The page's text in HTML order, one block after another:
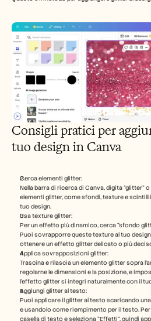
Consigli pratici per
tuo design in Canva
Cerca elementi glitter:
Nella barra di ricerca di Canva, digita "glitter"
elementi glitter, come sfondi, texture e
tuo design.
Usa texture glitter:
Per un effetto più dinamico, cerca "sfondo
Puoi sovrapporre queste texture al tuo
ottenere un effetto glitter delicato o più
Applica sovrapposizioni glitter:
Trascina e rilascia un elemento glitter sopra
regolarne le dimensioni e la posizione, e
l'effetto glitter si integri naturalmente con il
Aggiungi glitter al testo:
Puoi applicare il glitter al testo scaricando
e usandolo come riempimento per il testo.
casella di testo e seleziona "Effetti", quindi